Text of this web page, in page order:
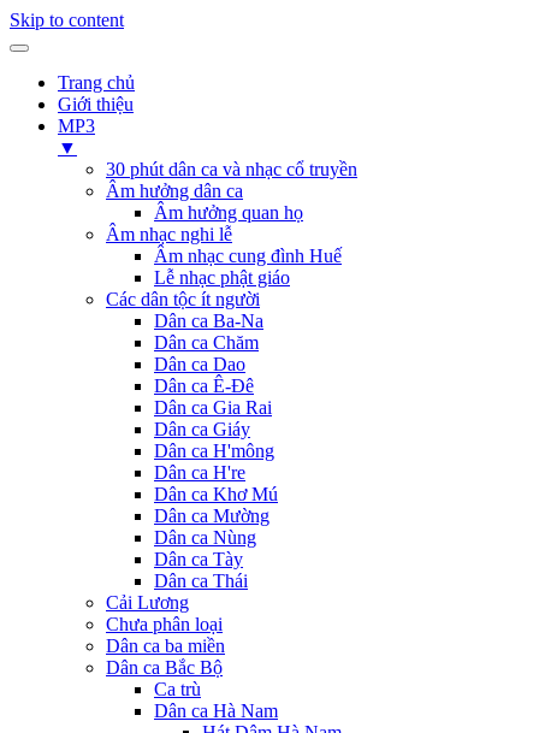
Skip to content
Trang chủ
Giới thiệu
MP3
▼
30 phút dân ca và nhạc cổ truyền
Âm hưởng dân ca
Âm hưởng quan họ
Âm nhạc nghi lễ
Âm nhạc cung đình Huế
Lễ nhạc phật giáo
Các dân tộc ít người
Dân ca Ba-Na
Dân ca Chăm
Dân ca Dao
Dân ca Ê-Đê
Dân ca Gia Rai
Dân ca Giáy
Dân ca H'mông
Dân ca H're
Dân ca Khơ Mú
Dân ca Mường
Dân ca Nùng
Dân ca Tày
Dân ca Thái
Cải Lương
Chưa phân loại
Dân ca ba miền
Dân ca Bắc Bộ
Ca trù
Dân ca Hà Nam